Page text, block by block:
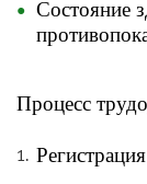
Состояние
Процесс